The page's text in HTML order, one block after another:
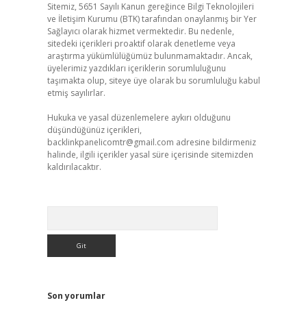
Sitemiz, 5651 Sayılı Kanun gereğince Bilgi Teknolojileri
ve İletişim Kurumu (BTK) tarafından onaylanmış bir Yer
Sağlayıcı olarak hizmet vermektedir. Bu nedenle,
sitedeki içerikleri proaktif olarak denetleme veya
araştırma yükümlülüğümüz bulunmamaktadır. Ancak,
üyelerimiz yazdıkları içeriklerin sorumluluğunu
taşımakta olup, siteye üye olarak bu sorumluluğu kabul
etmiş sayılırlar.
Hukuka ve yasal düzenlemelere aykırı olduğunu
düşündüğünüz içerikleri,
backlinkpanelicomtr@gmail.com adresine bildirmeniz
halinde, ilgili içerikler yasal süre içerisinde sitemizden
kaldırılacaktır.
Son yorumlar